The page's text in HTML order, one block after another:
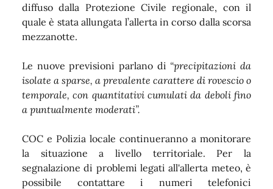
diffuso dalla Protezione Civile regionale, con il
quale è stata allungata l’allerta in corso dalla scorsa
mezzanotte.
Le nuove previsioni parlano di “precipitazioni da
isolate a sparse, a prevalente carattere di rovescio o
temporale, con quantitativi cumulati da deboli fino
a puntualmente moderati”.
COC e Polizia locale continueranno a monitorare
la situazione a livello territoriale. Per la
segnalazione di problemi legati all'allerta meteo, è
possibile contattare i numeri telefonici